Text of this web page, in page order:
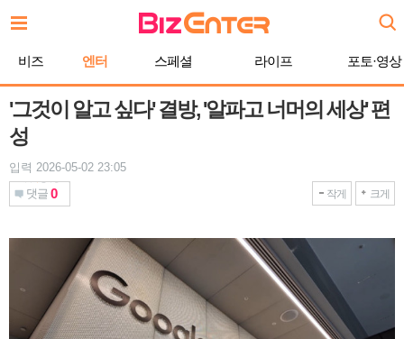
문
비즈 엔터 스페셜 라이프 포토·영상
'그것이 알고 싶다' 결방, '알파고 너머의 세상' 편
성
입력 2026-05-02 23:05
댓글 0 작게 크게